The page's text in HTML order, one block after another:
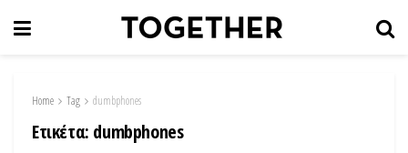
Home Tag dumbphones
Ετικέτα: dumbphones